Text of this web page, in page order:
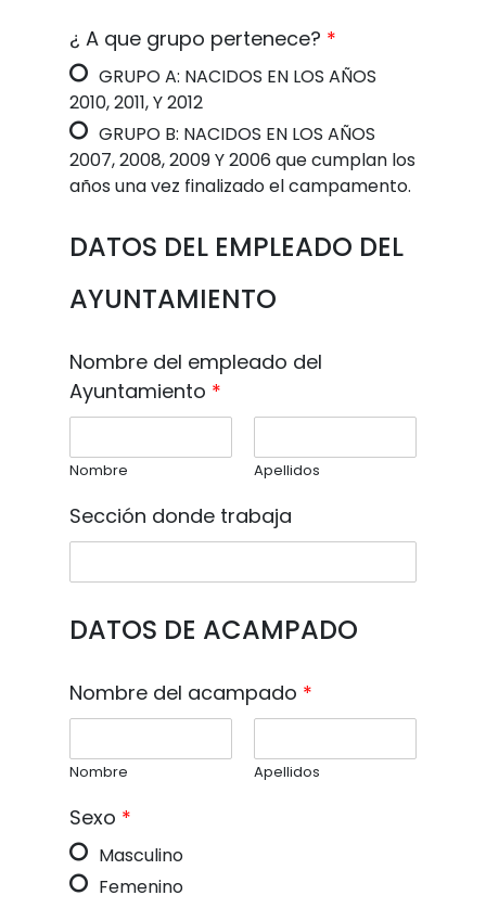
¿ A que grupo pertenece? *
GRUPO A: NACIDOS EN LOS AÑOS
2010, 2011, Y 2012
GRUPO B: NACIDOS EN LOS AÑOS
2007, 2008, 2009 Y 2006 que cumplan los
años una vez finalizado el campamento.
DATOS DEL EMPLEADO DEL
AYUNTAMIENTO
Nombre del empleado del
Ayuntamiento *
Nombre Apellidos
Sección donde trabaja
DATOS DE ACAMPADO
Nombre del acampado *
Nombre Apellidos
Sexo *
Masculino
Femenino